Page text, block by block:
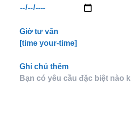
Giờ tư vấn
[time your-time]
Ghi chú thêm